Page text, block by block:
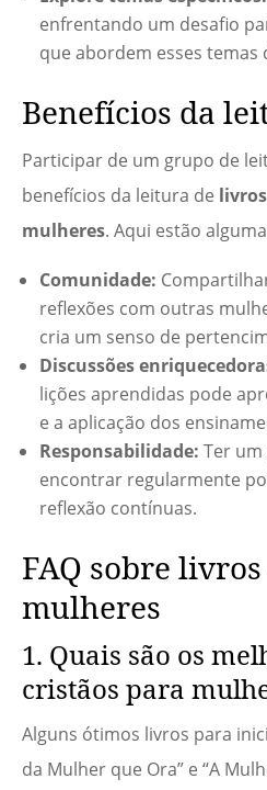
enfrentando um desafio
que abordem esses temas
Benefícios da
Participar de um grupo de
benefícios da leitura de
mulheres. Aqui estão
Comunidade:
reflexões com outras
cria um senso de
Discussões
lições aprendidas pode
e a aplicação dos
Responsabilidade: Ter
encontrar regularmente
reflexão contínuas.
FAQ sobre
mulheres
1. Quais são os
cristãos para
Alguns ótimos livros para
da Mulher que Ora” e “A